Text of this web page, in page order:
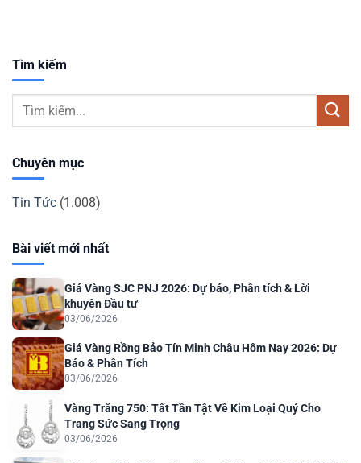
Tìm kiếm
Chuyên mục
Tin Tức (1.008)
Bài viết mới nhất
Giá Vàng SJC PNJ 2026: Dự báo, Phân tích & Lời
khuyên Đầu tư
03/06/2026
Giá Vàng Rồng Bảo Tín Minh Châu Hôm Nay 2026: Dự
Báo & Phân Tích
03/06/2026
Vàng Trắng 750: Tất Tần Tật Về Kim Loại Quý Cho
Trang Sức Sang Trọng
03/06/2026